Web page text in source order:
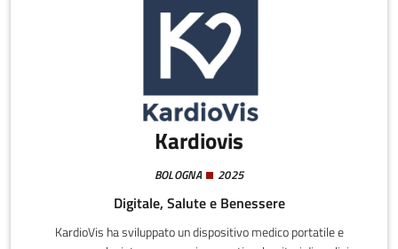
Kardiovis
BOLOGNA 2025
Digitale, Salute e Benessere
KardioVis ha sviluppato un dispositivo medico portatile e